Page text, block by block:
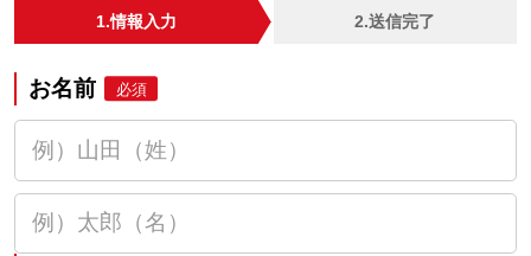
1.情報入力 2.送信完了
お名前 必須